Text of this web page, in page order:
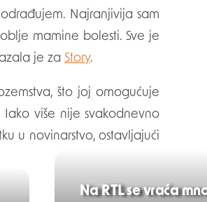
Najranjivija sam
mamine bolesti. Sve je
je za Story.
što joj omogućuje
više nije svakodnevno
u novinarstvo, ostavljajući
Na RTL se vraća